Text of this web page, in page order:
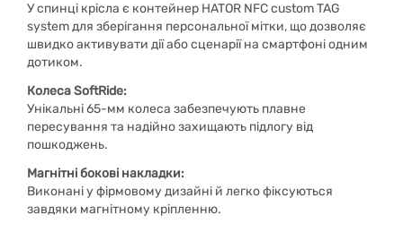
У спинці крісла є контейнер HATOR NFC custom TAG
system для зберігання персональної мітки, що дозволяє
швидко активувати дії або сценарії на смартфоні одним
дотиком.
Колеса SoftRide:
Унікальні 65-мм колеса забезпечують плавне
пересування та надійно захищають підлогу від
пошкоджень.
Магнітні бокові накладки:
Виконані у фірмовому дизайні й легко фіксуються
завдяки магнітному кріпленню.